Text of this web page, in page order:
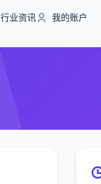
行业资讯 我的账户